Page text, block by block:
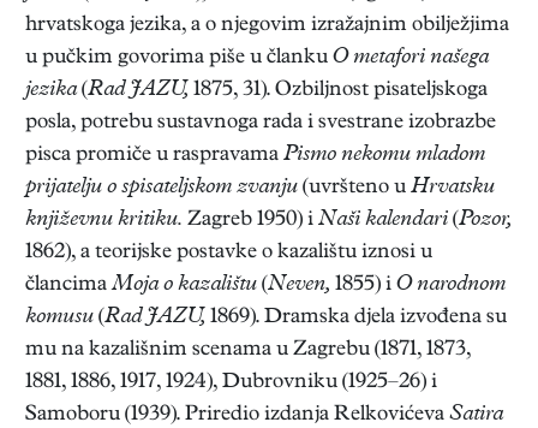
hrvatskoga jezika, a o njegovim izražajnim obilježjima
u pučkim govorima piše u članku O metafori našega
jezika(Rad JAZU, 1875, 31). Ozbiljnost pisateljskoga
posla, potrebu sustavnoga rada i svestrane izobrazbe
pisca promiče u raspravama Pismo nekomu mladom
prijatelju o spisateljskom zvanju (uvršteno u Hrvatsku
književnu kritiku. Zagreb 1950) i Naši kalendari (Pozor,
1862), a teorijske postavke o kazalištu iznosi u
člancimaMoja o kazalištu (Neven, 1855) i O narodnom
komusu (Rad JAZU, 1869). Dramska djela izvođena su
mu na kazališnim scenama u Zagrebu (1871, 1873,
1881, 1886, 1917, 1924), Dubrovniku (1925–26) i
Samoboru (1939). Priredio izdanja Relkovićeva Satira